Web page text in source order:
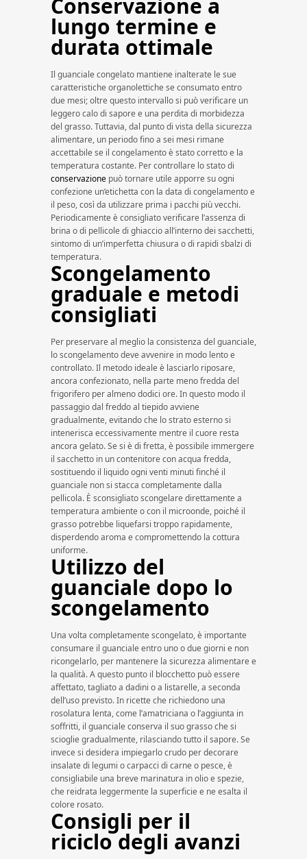
Conservazione a
lungo termine e
durata ottimale
Il guanciale congelato mantiene inalterate le sue
caratteristiche organolettiche se consumato entro
due mesi; oltre questo intervallo si può verificare un
leggero calo di sapore e una perdita di morbidezza
del grasso. Tuttavia, dal punto di vista della sicurezza
alimentare, un periodo fino a sei mesi rimane
accettabile se il congelamento è stato corretto e la
temperatura costante. Per controllare lo stato di
conservazione può tornare utile apporre su ogni
confezione un’etichetta con la data di congelamento e
il peso, così da utilizzare prima i pacchi più vecchi.
Periodicamente è consigliato verificare l’assenza di
brina o di pellicole di ghiaccio all’interno dei sacchetti,
sintomo di un’imperfetta chiusura o di rapidi sbalzi di
temperatura.
Scongelamento
graduale e metodi
consigliati
Per preservare al meglio la consistenza del guanciale,
lo scongelamento deve avvenire in modo lento e
controllato. Il metodo ideale è lasciarlo riposare,
ancora confezionato, nella parte meno fredda del
frigorifero per almeno dodici ore. In questo modo il
passaggio dal freddo al tiepido avviene
gradualmente, evitando che lo strato esterno si
intenerisca eccessivamente mentre il cuore resta
ancora gelato. Se si è di fretta, è possibile immergere
il sacchetto in un contenitore con acqua fredda,
sostituendo il liquido ogni venti minuti finché il
guanciale non si stacca completamente dalla
pellicola. È sconsigliato scongelare direttamente a
temperatura ambiente o con il microonde, poiché il
grasso potrebbe liquefarsi troppo rapidamente,
disperdendo aroma e compromettendo la cottura
uniforme.
Utilizzo del
guanciale dopo lo
scongelamento
Una volta completamente scongelato, è importante
consumare il guanciale entro uno o due giorni e non
ricongelarlo, per mantenere la sicurezza alimentare e
la qualità. A questo punto il blocchetto può essere
affettato, tagliato a dadini o a listarelle, a seconda
dell’uso previsto. In ricette che richiedono una
rosolatura lenta, come l’amatriciana o l’aggiunta in
soffritti, il guanciale conserva il suo grasso che si
scioglie gradualmente, rilasciando tutto il sapore. Se
invece si desidera impiegarlo crudo per decorare
insalate di legumi o carpacci di carne o pesce, è
consigliabile una breve marinatura in olio e spezie,
che reidrata leggermente la superficie e ne esalta il
colore rosato.
Consigli per il
riciclo degli avanzi